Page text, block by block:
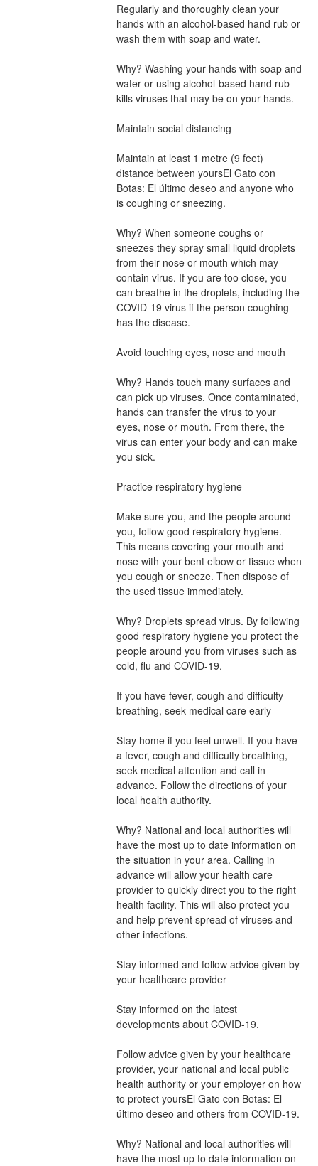
Regularly and thoroughly clean your
hands with an alcohol-based hand rub or
wash them with soap and water.
Why? Washing your hands with soap and
water or using alcohol-based hand rub
kills viruses that may be on your hands.
Maintain social distancing
Maintain at least 1 metre (9 feet)
distance between yoursEl Gato con
Botas: El último deseo and anyone who
is coughing or sneezing.
Why? When someone coughs or
sneezes they spray small liquid droplets
from their nose or mouth which may
contain virus. If you are too close, you
can breathe in the droplets, including the
COVID-19 virus if the person coughing
has the disease.
Avoid touching eyes, nose and mouth
Why? Hands touch many surfaces and
can pick up viruses. Once contaminated,
hands can transfer the virus to your
eyes, nose or mouth. From there, the
virus can enter your body and can make
you sick.
Practice respiratory hygiene
Make sure you, and the people around
you, follow good respiratory hygiene.
This means covering your mouth and
nose with your bent elbow or tissue when
you cough or sneeze. Then dispose of
the used tissue immediately.
Why? Droplets spread virus. By following
good respiratory hygiene you protect the
people around you from viruses such as
cold, flu and COVID-19.
If you have fever, cough and difficulty
breathing, seek medical care early
Stay home if you feel unwell. If you have
a fever, cough and difficulty breathing,
seek medical attention and call in
advance. Follow the directions of your
local health authority.
Why? National and local authorities will
have the most up to date information on
the situation in your area. Calling in
advance will allow your health care
provider to quickly direct you to the right
health facility. This will also protect you
and help prevent spread of viruses and
other infections.
Stay informed and follow advice given by
your healthcare provider
Stay informed on the latest
developments about COVID-19.
Follow advice given by your healthcare
provider, your national and local public
health authority or your employer on how
to protect yoursEl Gato con Botas: El
último deseo and others from COVID-19.
Why? National and local authorities will
have the most up to date information on